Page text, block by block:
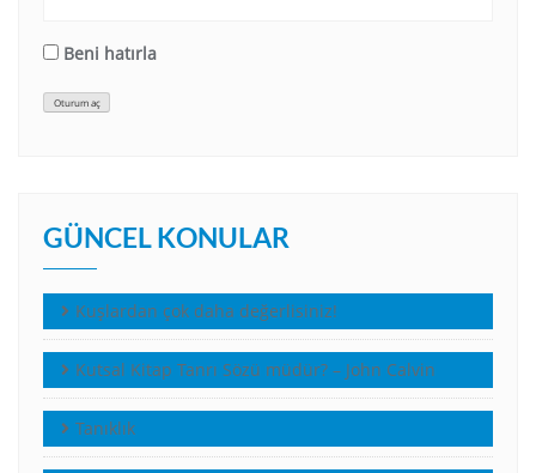
Beni hatırla
Oturum aç
GÜNCEL KONULAR
Kuşlardan çok daha değerlisiniz!
Kutsal Kitap Tanrı Sözü müdür? – John Calvin
Tanıklık